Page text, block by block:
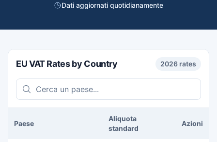
Dati aggiornati quotidianamente
EU VAT Rates by Country 2026 rates
Cerca un paese...
Paese
Aliquota
standard
Azioni